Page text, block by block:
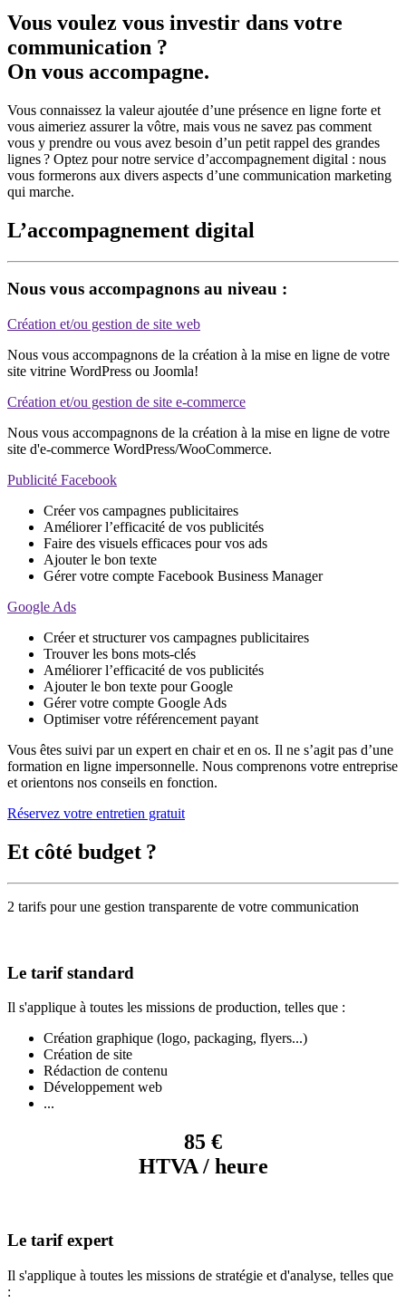
Vous voulez vous investir dans votre
communication ?
On vous accompagne.
Vous connaissez la valeur ajoutée d’une présence en ligne forte et
vous aimeriez assurer la vôtre, mais vous ne savez pas comment
vous y prendre ou vous avez besoin d’un petit rappel des grandes
lignes ? Optez pour notre service d’accompagnement digital : nous
vous formerons aux divers aspects d’une communication marketing
qui marche.
L’accompagnement digital
Nous vous accompagnons au niveau :
Création et/ou gestion de site web
Nous vous accompagnons de la création à la mise en ligne de votre
site vitrine WordPress ou Joomla!
Création et/ou gestion de site e-commerce
Nous vous accompagnons de la création à la mise en ligne de votre
site d'e-commerce WordPress/WooCommerce.
Publicité Facebook
Créer vos campagnes publicitaires
Améliorer l’efficacité de vos publicités
Faire des visuels efficaces pour vos ads
Ajouter le bon texte
Gérer votre compte Facebook Business Manager
Google Ads
Créer et structurer vos campagnes publicitaires
Trouver les bons mots-clés
Améliorer l’efficacité de vos publicités
Ajouter le bon texte pour Google
Gérer votre compte Google Ads
Optimiser votre référencement payant
Vous êtes suivi par un expert en chair et en os. Il ne s’agit pas d’une
formation en ligne impersonnelle. Nous comprenons votre entreprise
et orientons nos conseils en fonction.
Réservez votre entretien gratuit
Et côté budget ?
2 tarifs pour une gestion transparente de votre communication
Le tarif standard
Il s'applique à toutes les missions de production, telles que :
Création graphique (logo, packaging, flyers...)
Création de site
Rédaction de contenu
Développement web
...
85 €
HTVA / heure
Le tarif expert
Il s'applique à toutes les missions de stratégie et d'analyse, telles que
: